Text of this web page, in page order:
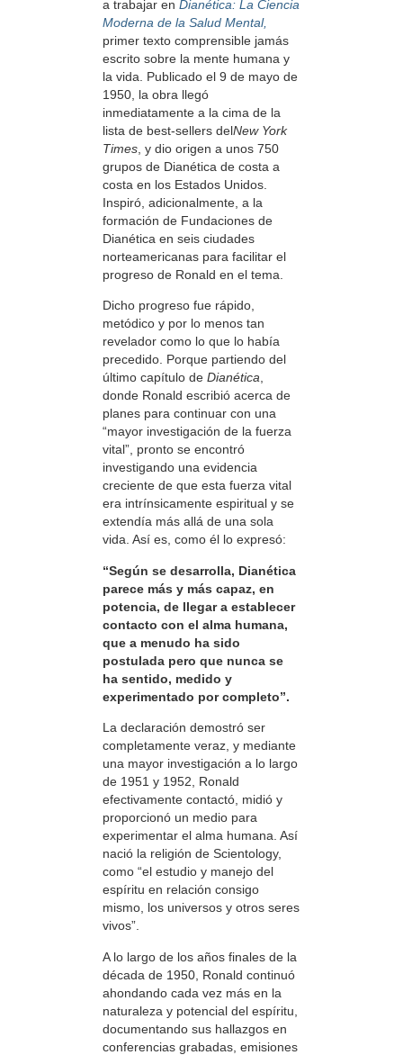
a trabajar en Dianética: La Ciencia
Moderna de la Salud Mental,
primer texto comprensible jamás
escrito sobre la mente humana y
la vida. Publicado el 9 de mayo de
1950, la obra llegó
inmediatamente a la cima de la
lista de best-sellers delNew York
Times , y dio origen a unos 750
grupos de Dianética de costa a
costa en los Estados Unidos.
Inspiró, adicionalmente, a la
formación de Fundaciones de
Dianética en seis ciudades
norteamericanas para facilitar el
progreso de Ronald en el tema.
Dicho progreso fue rápido,
metódico y por lo menos tan
revelador como lo que lo había
precedido. Porque partiendo del
último capítulo de Dianética,
donde Ronald escribió acerca de
planes para continuar con una
“mayor investigación de la fuerza
vital”, pronto se encontró
investigando una evidencia
creciente de que esta fuerza vital
era intrínsicamente espiritual y se
extendía más allá de una sola
vida. Así es, como él lo expresó:
“Según se desarrolla, Dianética
parece más y más capaz, en
potencia, de llegar a establecer
contacto con el alma humana,
que a menudo ha sido
postulada pero que nunca se
ha sentido, medido y
experimentado por completo”.
La declaración demostró ser
completamente veraz, y mediante
una mayor investigación a lo largo
de 1951 y 1952, Ronald
efectivamente contactó, midió y
proporcionó un medio para
experimentar el alma humana. Así
nació la religión de Scientology,
como “el estudio y manejo del
espíritu en relación consigo
mismo, los universos y otros seres
vivos”.
A lo largo de los años finales de la
década de 1950, Ronald continuó
ahondando cada vez más en la
naturaleza y potencial del espíritu,
documentando sus hallazgos en
conferencias grabadas, emisiones